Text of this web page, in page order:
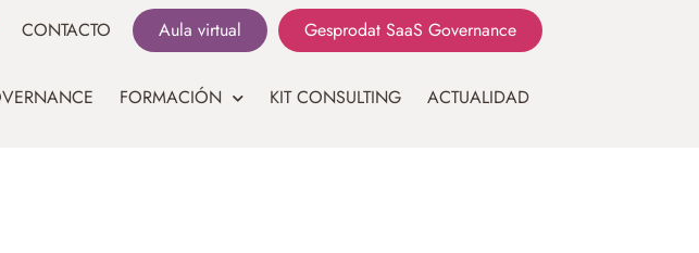
CONTACTO Aula virtual Gesprodat SaaS Governance
FORMACIÓN KIT CONSULTING ACTUALIDAD